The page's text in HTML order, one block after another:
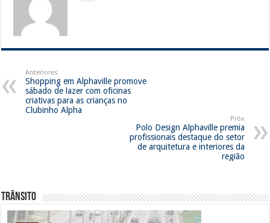
Anteriores
Shopping em Alphaville promove
sábado de lazer com oficinas
criativas para as crianças no
Clubinho Alpha
Próx
Polo Design Alphaville premia
profissionais destaque do setor
de arquitetura e interiores da
região
Trânsito